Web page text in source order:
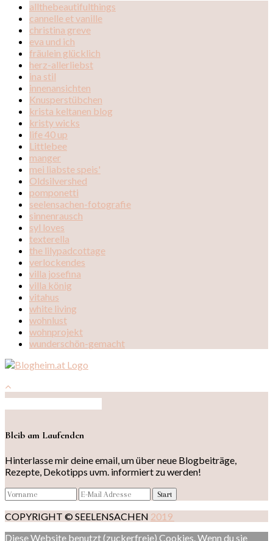
allthebeautifulthings
cannelle et vanille
christina greve
eva und ich
fräulein glücklich
herz-allerliebst
ina stil
innenansichten
Knusperstübchen
krista keltanen blog
kristy wicks
life 40 up
Littlebee
manger
mei liabste speis'
Oldsilvershed
pomponetti
seelensachen-fotografie
sinnenrausch
syl loves
texterella
the lilypadcottage
verlockendes
villa josefina
villa könig
vitahus
white living
wohnlust
wohnprojekt
wunderschön-gemacht
Bleib am Laufenden
Hinterlasse mir deine email, um über neue Blogbeiträge,
Rezepte, Dekotipps uvm. informiert zu werden!
COPYRIGHT © SEELENSACHEN 2019
Diese Website benutzt (zuckerfreie) Cookies. Wenn du sie